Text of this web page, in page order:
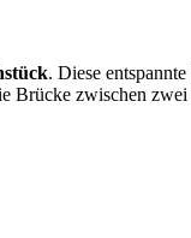
. Diese
Brücke zwischen